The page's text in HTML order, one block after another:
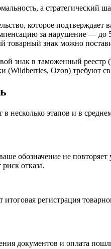
а стратегический
которое
за нарушение — до
знак можно
знак в таможенный
Ozon) требуют
несколько этапов и в
обозначение не
отказа.
итоговая регистрация
документов и оплата